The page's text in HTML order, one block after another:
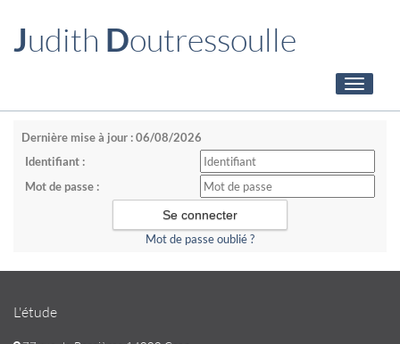
Judith Doutressoulle
Toggle
Dernière mise à jour : 06/08/2026
Identifiant :
Mot de passe :
Mot de passe oublié ?
L'étude